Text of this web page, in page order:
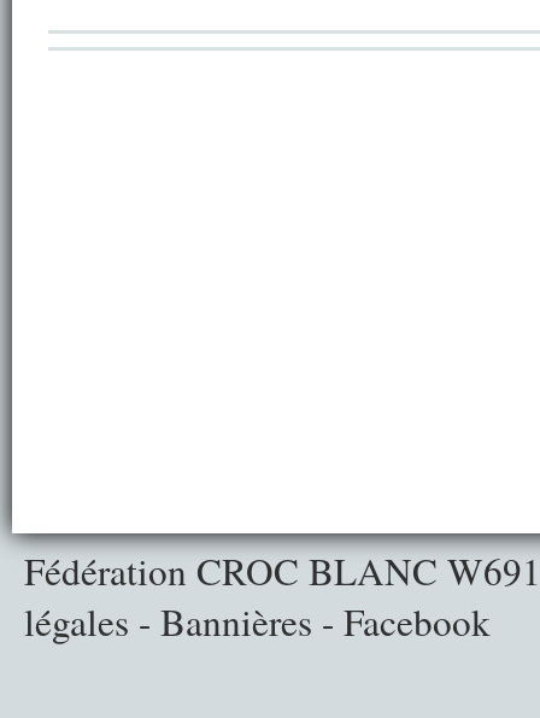
Fédération CROC BLANC
légales - Bannières - Facebook